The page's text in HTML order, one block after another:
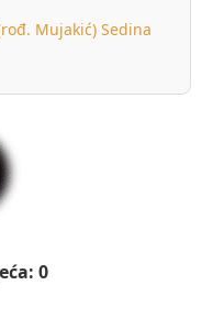
Mujakić) Sedina
0